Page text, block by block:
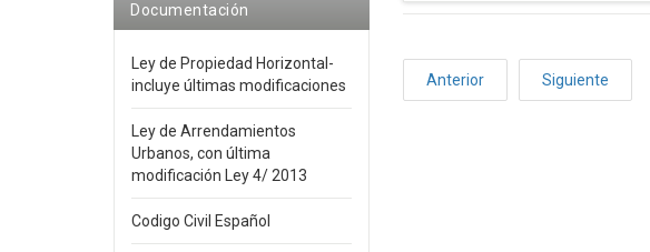
Anterior Siguiente
Documentación
Ley de Propiedad Horizontal-
incluye últimas modificaciones
Ley de Arrendamientos
Urbanos, con última
modificación Ley 4/ 2013
Codigo Civil Español